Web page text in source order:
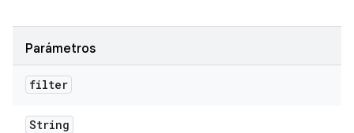
Parámetros
filter
String